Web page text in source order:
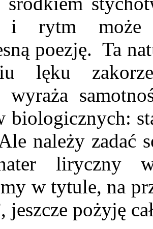
i rytm może
poezję. Ta
lęku
wyraża
biologicznych:
należy zadać
liryczny
w tytule, na
jeszcze pożyję